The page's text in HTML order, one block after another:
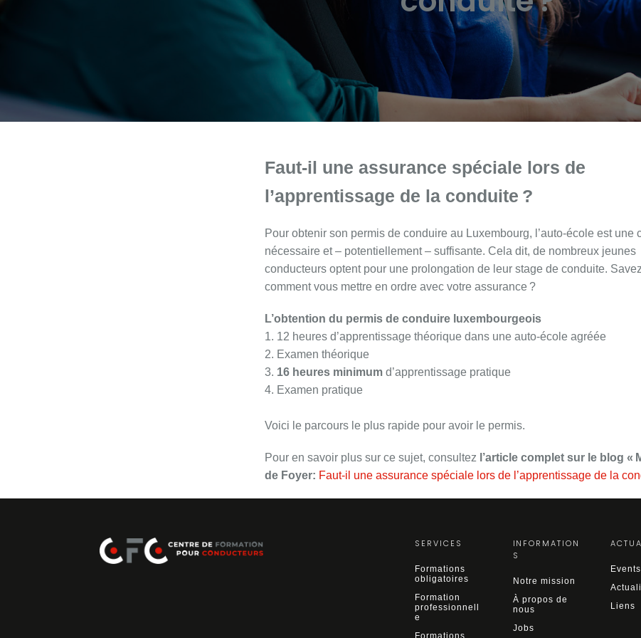
Faut-il une assurance spéciale lors de
l’apprentissage de la conduite ?
Pour obtenir son permis de conduire au Luxembourg, l’auto-école est une
nécessaire et – potentiellement – suffisante. Cela dit, de nombreux jeunes
conducteurs optent pour une prolongation de leur stage de conduite.
comment vous mettre en ordre avec votre assurance ?
L’obtention du permis de conduire luxembourgeois
1. 12 heures d’apprentissage théorique dans une auto-école agréée
2. Examen théorique
3. 16 heures minimum d’apprentissage pratique
4. Examen pratique
Voici le parcours le plus rapide pour avoir le permis.
Pour en savoir plus sur ce sujet, consultez l’article complet sur le blog «
de Foyer: Faut-il une assurance spéciale lors de l’apprentissage de la
SERVICES
Formations
obligatoires
Formation
professionnell
e
Formations
INFORMATION
S
Notre mission
À propos de
nous
Jobs
Events
Liens